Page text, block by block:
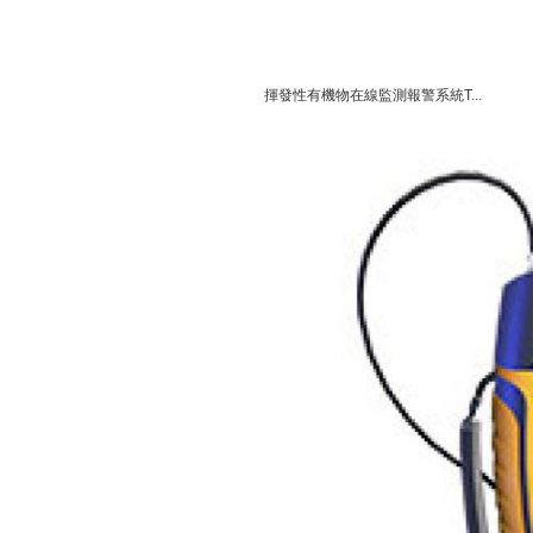
揮發性有機物在線監測報警系統T...